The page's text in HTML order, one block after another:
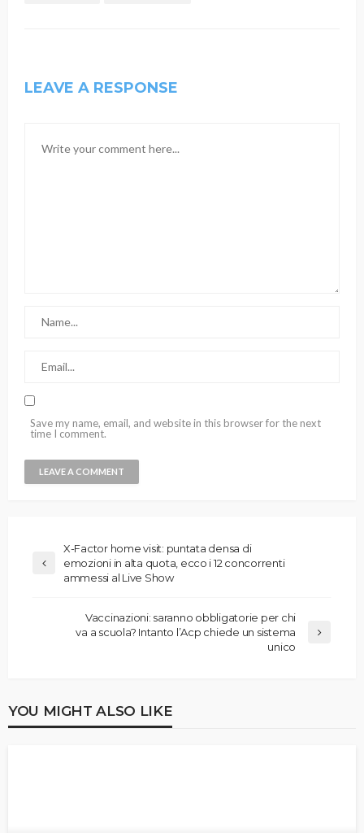
LEAVE A RESPONSE
Save my name, email, and website in this browser for the next
time I comment.
X-Factor home visit: puntata densa di
emozioni in alta quota, ecco i 12 concorrenti
ammessi al Live Show
Vaccinazioni: saranno obbligatorie per chi
va a scuola? Intanto l’Acp chiede un sistema
unico
YOU MIGHT ALSO LIKE